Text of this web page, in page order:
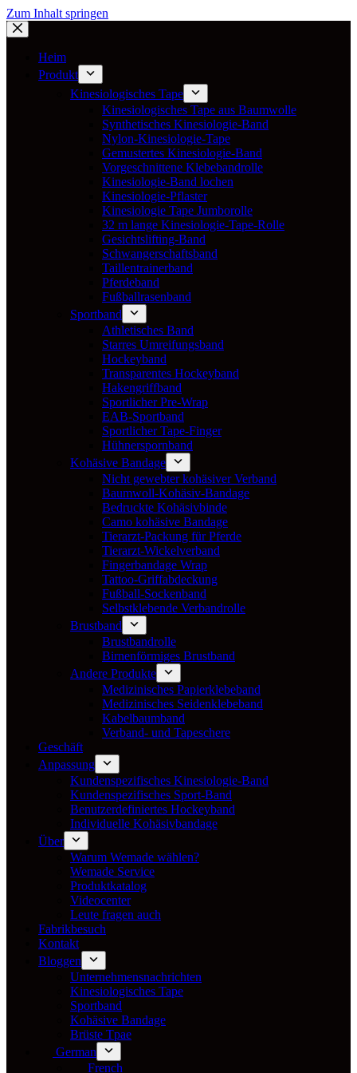
Zum Inhalt springen
Heim
Produkt
Kinesiologisches Tape
Kinesiologisches Tape aus Baumwolle
Synthetisches Kinesiologie-Band
Nylon-Kinesiologie-Tape
Gemustertes Kinesiologie-Band
Vorgeschnittene Klebebandrolle
Kinesiologie-Band lochen
Kinesiologie-Pflaster
Kinesiologie Tape Jumborolle
32 m lange Kinesiologie-Tape-Rolle
Gesichtslifting-Band
Schwangerschaftsband
Taillentrainerband
Pferdeband
Fußballrasenband
Sportband
Athletisches Band
Starres Umreifungsband
Hockeyband
Transparentes Hockeyband
Hakengriffband
Sportlicher Pre-Wrap
EAB-Sportband
Sportlicher Tape-Finger
Hühnerspornband
Kohäsive Bandage
Nicht gewebter kohäsiver Verband
Baumwoll-Kohäsiv-Bandage
Bedruckte Kohäsivbinde
Camo kohäsive Bandage
Tierarzt-Packung für Pferde
Tierarzt-Wickelverband
Fingerbandage Wrap
Tattoo-Griffabdeckung
Fußball-Sockenband
Selbstklebende Verbandrolle
Brustband
Brustbandrolle
Birnenförmiges Brustband
Andere Produkte
Medizinisches Papierklebeband
Medizinisches Seidenklebeband
Kabelbaumband
Verband- und Tapeschere
Geschäft
Anpassung
Kundenspezifisches Kinesiologie-Band
Kundenspezifisches Sport-Band
Benutzerdefiniertes Hockeyband
Individuelle Kohäsivbandage
Über
Warum Wemade wählen?
Wemade Service
Produktkatalog
Videocenter
Leute fragen auch
Fabrikbesuch
Kontakt
Bloggen
Unternehmensnachrichten
Kinesiologisches Tape
Sportband
Kohäsive Bandage
Brüste Tpae
German
French